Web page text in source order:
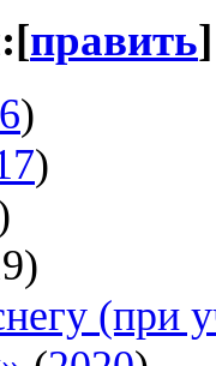
[править]
)
)
(при